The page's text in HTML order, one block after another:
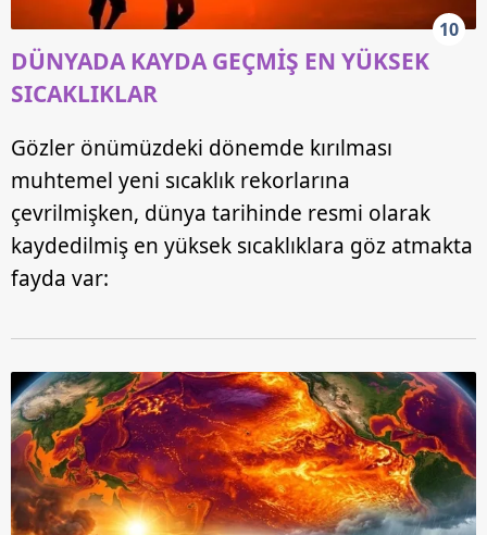
10
DÜNYADA KAYDA GEÇMİŞ EN YÜKSEK
SICAKLIKLAR
Gözler önümüzdeki dönemde kırılması
muhtemel yeni sıcaklık rekorlarına
çevrilmişken, dünya tarihinde resmi olarak
kaydedilmiş en yüksek sıcaklıklara göz atmakta
fayda var: